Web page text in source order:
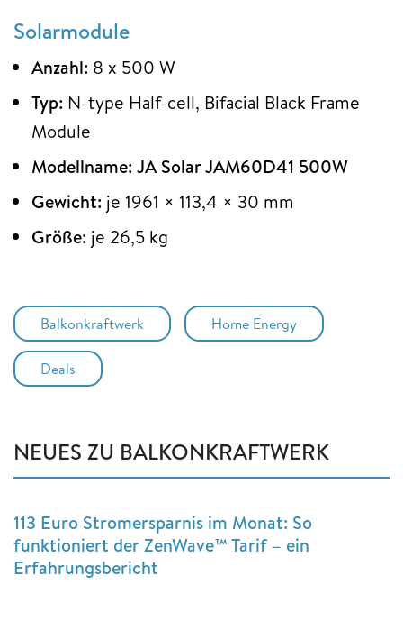
Solarmodule
Anzahl: 8 x 500 W
Typ: N-type Half-cell, Bifacial Black Frame
Module
Modellname: JA Solar JAM60D41 500W
Gewicht: je 1961 × 113,4 × 30 mm
Größe: je 26,5 kg
Balkonkraftwerk Home Energy
Deals
NEUES ZU BALKONKRAFTWERK
113 Euro Stromersparnis im Monat: So
funktioniert der ZenWave™ Tarif – ein
Erfahrungsbericht